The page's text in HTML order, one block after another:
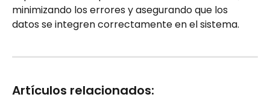
minimizando los errores y asegurando que los
datos se integren correctamente en el sistema.
Artículos relacionados: